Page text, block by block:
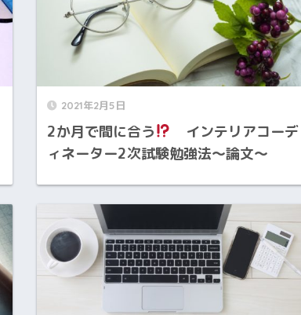
2021年2月5日
2か月で間に合う
インテリアコーデ
ィネーター2次試験勉強法～論文～